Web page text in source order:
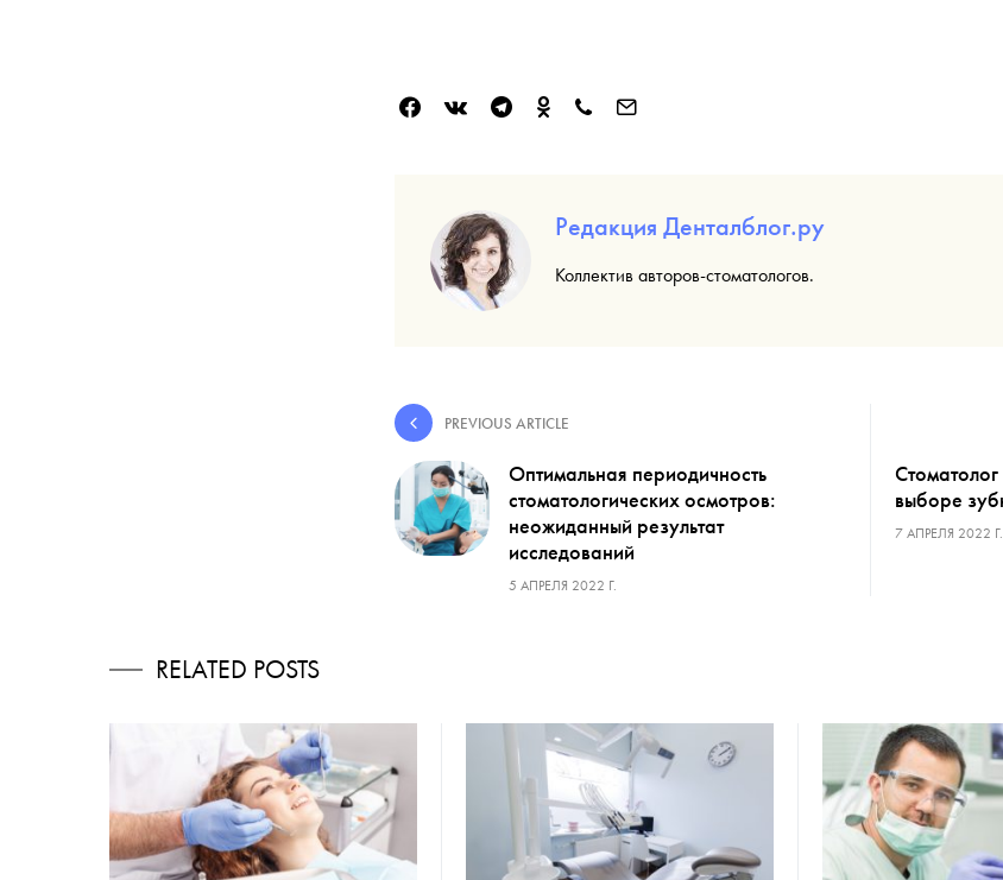
Редакция Денталблог.ру
Коллектив авторов-стоматологов.
PREVIOUS ARTICLE
Оптимальная периодичность
стоматологических осмотров:
неожиданный результат
исследований
5 АПРЕЛЯ 2022 Г.
выборе
7 АПРЕЛЯ 2022 Г.
RELATED POSTS